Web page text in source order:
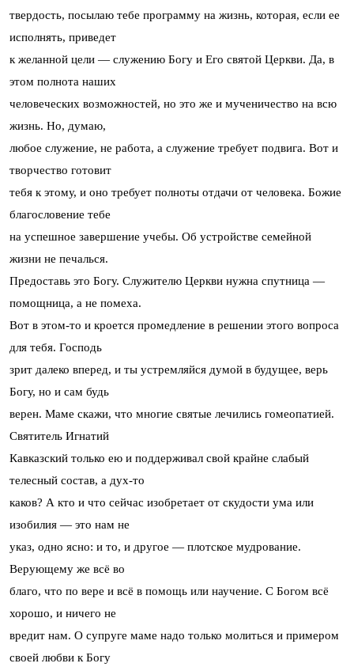
твердость, посылаю тебе программу на жизнь, которая, если ее
исполнять, приведет
к желанной цели — служению Богу и Его святой Церкви. Да, в
этом полнота наших
человеческих возможностей, но это же и мученичество на всю
жизнь. Но, думаю,
любое служение, не работа, а служение требует подвига. Вот и
творчество готовит
тебя к этому, и оно требует полноты отдачи от человека. Божие
благословение тебе
на успешное завершение учебы. Об устройстве семейной
жизни не печалься.
Предоставь это Богу. Служителю Церкви нужна спутница —
помощница, а не помеха.
Вот в этом-то и кроется промедление в решении этого вопроса
для тебя. Господь
зрит далеко вперед, и ты устремляйся думой в будущее, верь
Богу, но и сам будь
верен. Маме скажи, что многие святые лечились гомеопатией.
Святитель Игнатий
Кавказский только ею и поддерживал свой крайне слабый
телесный состав, а дух-то
каков? А кто и что сейчас изобретает от скудости ума или
изобилия — это нам не
указ, одно ясно: и то, и другое — плотское мудрование.
Верующему же всё во
благо, что по вере и всё в помощь или научение. С Богом всё
хорошо, и ничего не
вредит нам. О супруге маме надо только молиться и примером
своей любви к Богу